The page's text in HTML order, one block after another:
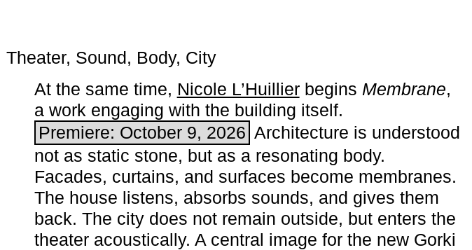
Theater, Sound, Body, City
At the same time, Nicole L’Huillierbegins ­ Membrane,
a work engaging with the building itself.
Premiere: October 9, 2026 Architecture is understood
not as static stone, but as a resonating body.
Facades, curtains, and surfaces become membranes.
The house listens, absorbs sounds, and gives them
back. The city does not remain outside, but enters the
theater acoustically. A central image for the new Gorki